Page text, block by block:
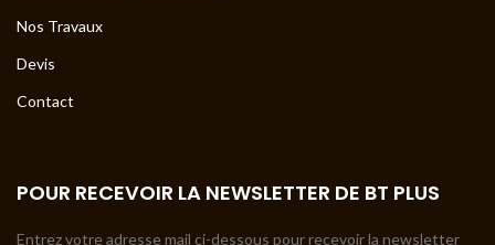
Nos Travaux
Devis
Contact
POUR RECEVOIR LA NEWSLETTER DE BT PLUS
Entrez votre adresse mail ci-dessous pour recevoir la newsletter